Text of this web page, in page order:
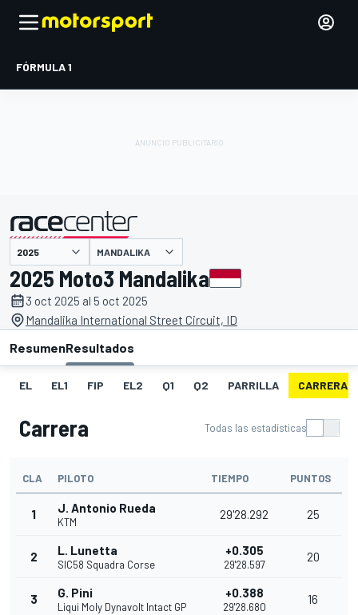
FÓRMULA 1
presentado por MANDALIKA
2025 Moto3 Mandalika
3 oct 2025 al 5 oct 2025
Mandalika International Street Circuit, ID
ResumenResultados
EL EL1 FIP EL2 Q1 Q2 PARRILLA CARRERA
Carrera Todas las estadísticas
CLA PILOTO TIEMPO PUNTOS
1 J. Antonio Rueda
KTM
29'28.292 25
2 L. Lunetta
SIC58 Squadra Corse
+0.305
29'28.597
20
3 G. Pini
Liqui Moly Dynavolt Intact GP
+0.388
29'28.680
16